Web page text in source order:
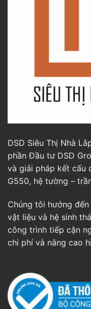
DSD Siêu Thị Nhà
phần Đầu tư DSD
và giải pháp kết cấu
G550, hệ tường –
Chúng tôi hướng
vật liệu và hệ sinh
công trình tiếp cận
chi phí và nâng cao